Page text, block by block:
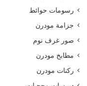
رسومات حوائط
جزامة مودرن
صور غرف نوم
مطابخ مودرن
ركنات مودرن